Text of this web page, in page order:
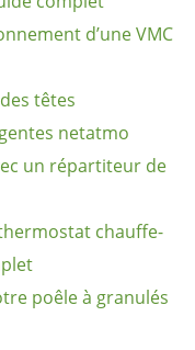
d’une VMC
têtes
netatmo
un répartiteur de
chauffe-
poêle à granulés